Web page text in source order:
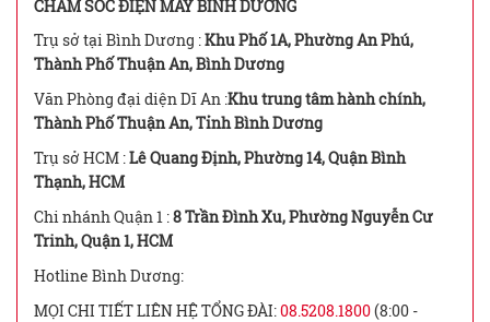
CHĂM SÓC ĐIỆN MÁY BÌNH DƯƠNG
Trụ sở tại Bình Dương :Khu Phố 1A, Phường An Phú,
Thành Phố Thuận An, Bình Dương
Văn Phòng đại diện Dĩ An :Khu trung tâm hành chính,
Thành Phố Thuận An, Tỉnh Bình Dương
Trụ sở HCM :Lê Quang Định, Phường 14, Quận Bình
Thạnh, HCM
Chi nhánh Quận 1 :8 Trần Đình Xu, Phường Nguyễn Cư
Trinh, Quận 1, HCM
Hotline Bình Dương:
MỌI CHI TIẾT LIÊN HỆ TỔNG ĐÀI:08.5208.1800(8:00 -